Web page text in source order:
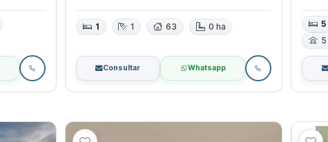
1 1 63 0 ha
Consultar Whatsapp
5
5